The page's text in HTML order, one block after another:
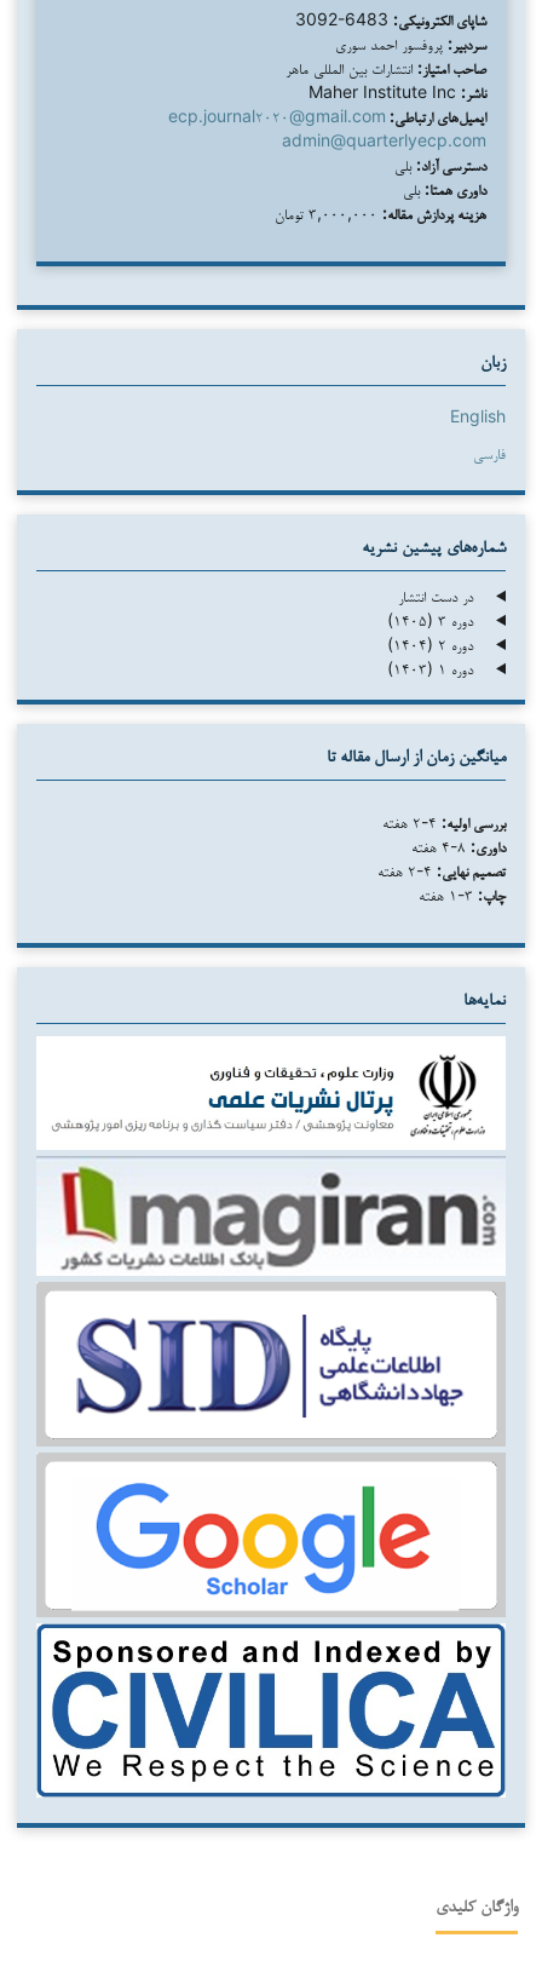
شاپای الکترونیکی: 3092-6483
سردبیر: پروفسور احمد سوری
صاحب امتیاز: انتشارات بین المللی ماهر
ناشر:
ایمیل‌های ارتباطی: ecp.journal۲۰۲۰@gmail.com
admin@quarterlyecp.com
دسترسی آزاد: بلی
داوری همتا: بلی
هزینه پردازش مقاله:
زبان
English
فارسی
شماره‌های پیشین نشریه
در دست انتشار
دوره ۳ (۱۴۰۵)
دوره ۲ (۱۴۰۴)
دوره ۱ (۱۴۰۳)
میانگین زمان از ارسال مقاله تا
بررسی اولیه:
داوری:
تصمیم نهایی:
چاپ:
نمایه‌ها
واژگان کلیدی